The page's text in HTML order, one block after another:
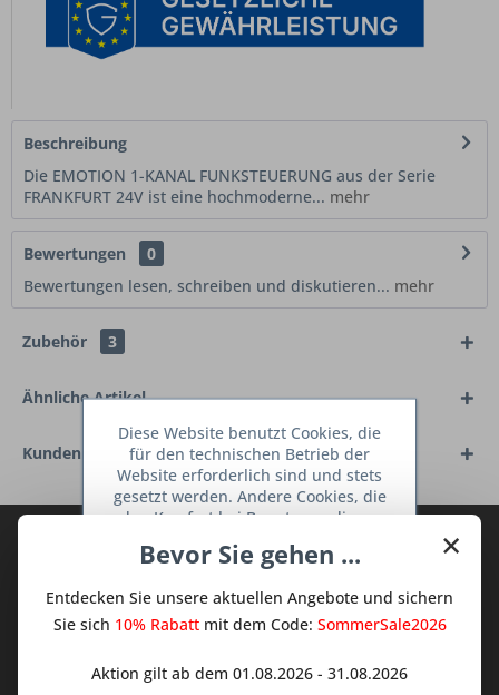
Beschreibung
Die EMOTION 1-KANAL FUNKSTEUERUNG aus der Serie
FRANKFURT 24V ist eine hochmoderne... mehr
Bewertungen
0
Bewertungen lesen, schreiben und diskutieren... mehr
Zubehör 3
Ähnliche Artikel
Kunden haben sich ebenfalls angesehen
Abonnieren Sie den kostenlosen Deine
TraumKüche Newsletter und verpassen
Sie keine Neuigkeit oder Aktion mehr aus
dem Traum Küchen - Shop.
×
Bevor Sie gehen ...
Entdecken Sie unsere aktuellen Angebote und sichern
Sie sich 10% Rabattmit dem Code: SommerSale2026
Aktion gilt ab dem 01.08.2026 - 31.08.2026
Diese Website benutzt Cookies, die
für den technischen Betrieb der
Website erforderlich sind und stets
gesetzt werden. Andere Cookies, die
den Komfort bei Benutzung dieser
dienen oder die Interaktion mit
Netzwerken vereinfachen sollen,
werden nur mit Ihrer Zustimmung